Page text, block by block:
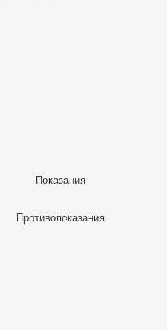
Показания
Противопоказания